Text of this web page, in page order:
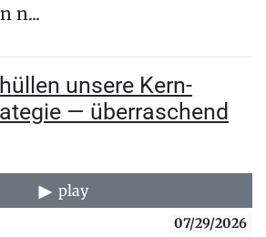
n...
unsere Kern-
— überraschend
play
07/29/2026